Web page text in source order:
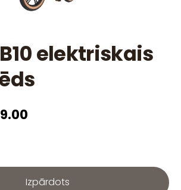
elektriskais
Izpārdots